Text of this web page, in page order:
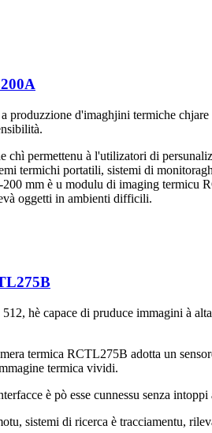
d'imaghjini termiche
permettenu à l'utilizatori di
termichi portatili, sistemi di
mm è u modulu di imaging termicu
oggetti in ambienti difficili.
hè capace di pruduce immagini à
termica RCTL275B adotta un
termica vividi.
è pò esse cunnessu senza intoppi
sistemi di ricerca è tracciamentu,